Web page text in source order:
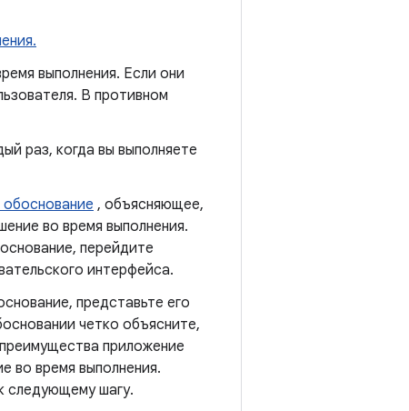
выполнения. Если они
В противном
раз, когда вы выполняете
, объясняющее,
во время выполнения.
перейдите
интерфейса.
представьте его
четко объясните,
приложение
во время выполнения.
следующему шагу.